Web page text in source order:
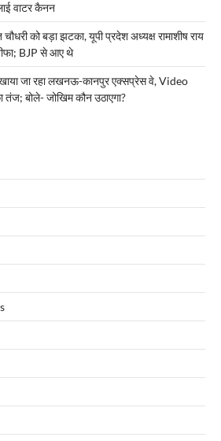
वाटर कैनन
को बड़ा झटका, यूपी प्रदेश अध्यक्ष रामाशीष राय
BJP से आए थे
जा रहा लखनऊ-कानपुर एक्सप्रेस वे, Video
बोले- जोखिम कौन उठाएगा?